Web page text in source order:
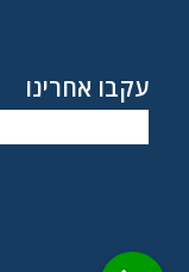
עקבו אחרינו